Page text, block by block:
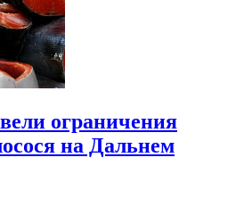
ограничения
на Дальнем